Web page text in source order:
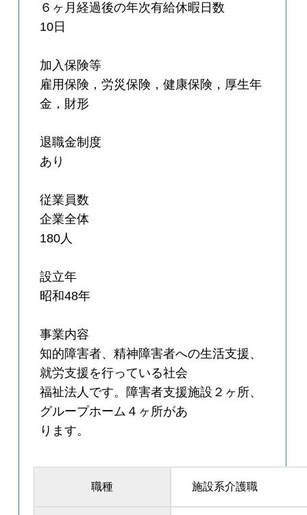
６ヶ月経過後の年次有給休暇日数
10日
加入保険等
雇用保険，労災保険，健康保険，厚生年
金，財形
退職金制度
あり
従業員数
企業全体
180人
設立年
昭和48年
事業内容
知的障害者、精神障害者への生活支援、
就労支援を行っている社会
福祉法人です。障害者支援施設２ヶ所、
グループホーム４ヶ所があ
ります。
職種 施設系介護職